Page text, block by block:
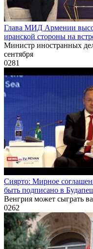
Глава МИД Армении
иранской стороны на
Министр иностранных
сентября
0281
Сиярто: Мирное
быть подписано в
Венгрия может сыграть
0262